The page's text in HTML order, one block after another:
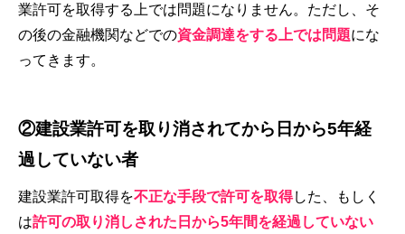
業許可を取得する上では問題になりません。ただし、そ
の後の金融機関などでの資金調達をする上では問題にな
ってきます。
②建設業許可を取り消されてから日から5年経
過していない者
建設業許可取得を不正な手段で許可を取得した、もしく
は許可の取り消しされた日から5年間を経過していない